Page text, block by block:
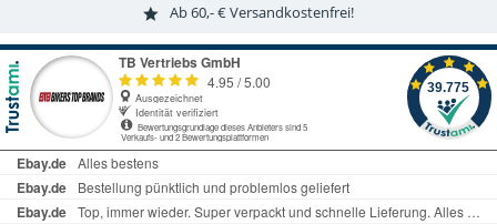
Ab 60,- € Versandkostenfrei!